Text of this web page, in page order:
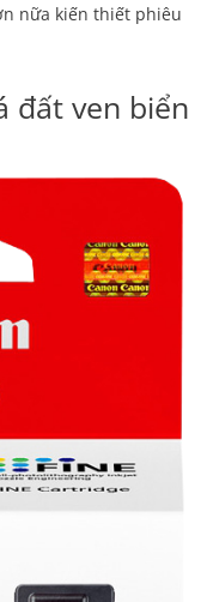
nữa kiến thiết phiêu
đất ven biển